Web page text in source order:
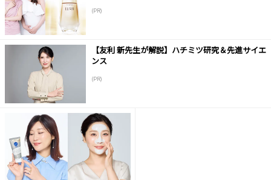
(PR)
【友利 新先生が解説】ハチミツ研究＆先進サイエ
ンス
(PR)